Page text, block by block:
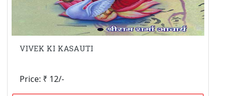
VIVEK KI KASAUTI
Price: ₹ 12/-